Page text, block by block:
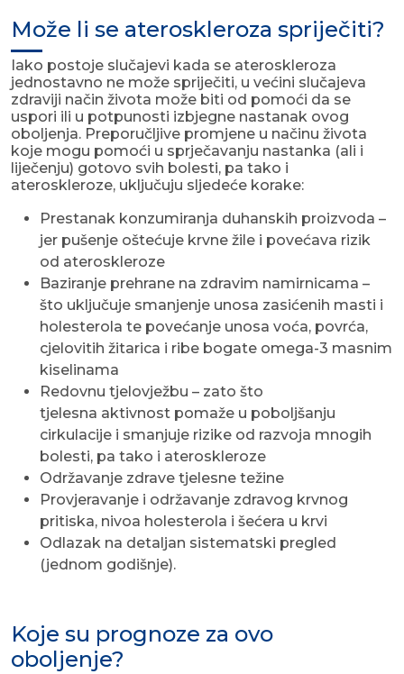
Može li se ateroskleroza spriječiti?
Iako postoje slučajevi kada se ateroskleroza
jednostavno ne može spriječiti, u većini slučajeva
zdraviji način života može biti od pomoći da se
uspori ili u potpunosti izbjegne nastanak ovog
oboljenja. Preporučljive promjene u načinu života
koje mogu pomoći u sprječavanju nastanka (ali i
liječenju) gotovo svih bolesti, pa tako i
ateroskleroze, uključuju sljedeće korake:
Prestanak konzumiranja duhanskih proizvoda –
jer pušenje oštećuje krvne žile i povećava rizik
od ateroskleroze
Baziranje prehrane na zdravim namirnicama –
što uključuje smanjenje unosa zasićenih masti i
holesterola te povećanje unosa voća, povrća,
cjelovitih žitarica i ribe bogate omega-3 masnim
kiselinama
Redovnu tjelovježbu – zato što
tjelesna aktivnost pomaže u poboljšanju
cirkulacije i smanjuje rizike od razvoja mnogih
bolesti, pa tako i ateroskleroze
Održavanje zdrave tjelesne težine
Provjeravanje i održavanje zdravog krvnog
pritiska, nivoa holesterola i šećera u krvi
Odlazak na detaljan sistematski pregled
(jednom godišnje).
Koje su prognoze za ovo
oboljenje?